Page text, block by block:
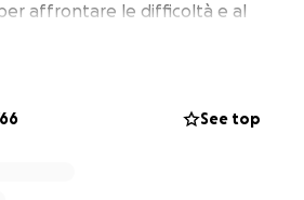
affrontare le difficoltà e al
la nostra vicinanza, il nostro
amava i suoi figli.
See top